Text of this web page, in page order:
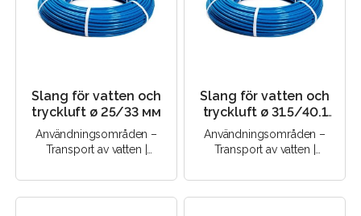
Slang för vatten och
tryckluft ø 25/33 мм
Användningsområden –
Transport av vatten |
Slang för vatten och
tryckluft ø 31.5/40.1
мм
Användningsområden –
Transport av vatten |